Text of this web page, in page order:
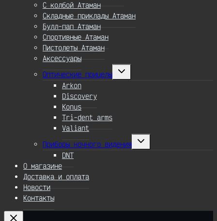
С колбой Атаман
Складные приклады Атаман
Булл-пап Атаман
Спортивные Атаман
Пистолеты Атаман
Аксессуары
Оптические прицелы
Переключить
Arkon
Discovery
Konus
Tri-dent arms
Valiant
Приборы ночного видения
Переключить
DNT
О магазине
Доставка и оплата
Новости
Контакты